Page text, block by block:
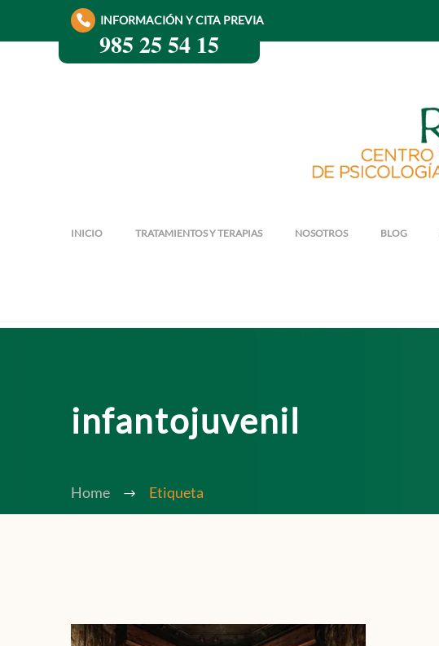
985 25 54 15
INFORMACIÓN Y CITA PREVIA
INICIO TRATAMIENTOS Y TERAPIAS NOSOTROS BLOG
infantojuvenil
Home Etiqueta
Síndrome